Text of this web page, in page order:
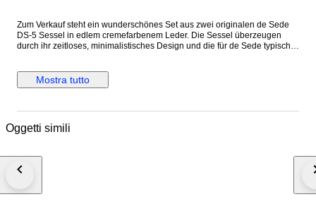
Zum Verkauf steht ein wunderschönes Set aus zwei originalen de Sede
DS-5 Sessel in edlem cremefarbenem Leder. Die Sessel überzeugen
durch ihr zeitloses, minimalistisches Design und die für de Sede typische,
hochwertiges Leder • Zustand: guter Vintage-Zustand mit altersbedingten
Gebrauchsspuren (Patina, die dem Leder Charakter verleiht) • sehr
ca 6000 Euro Besonderheiten: Diese Modelle sind echte Designklassiker
Mostra tutto
Oggetti simili